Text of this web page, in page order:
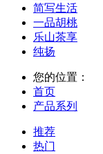
简写生活
一品胡桃
乐山茶享
纯扬
您的位置：
首页
产品系列
推荐
热门